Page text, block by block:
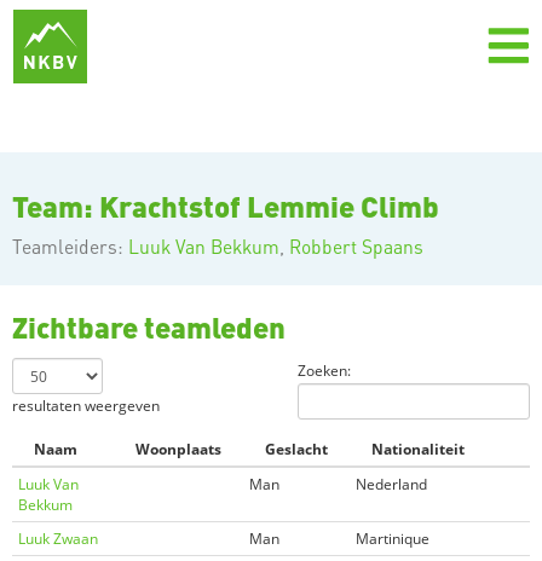
Team: Krachtstof Lemmie Climb
Teamleiders: Luuk Van Bekkum, Robbert Spaans
Zichtbare teamleden
resultaten weergeven
Zoeken:
Naam Woonplaats Geslacht
Nationaliteit
Luuk Van
Bekkum
Man Nederland
Luuk Zwaan Man
Martinique